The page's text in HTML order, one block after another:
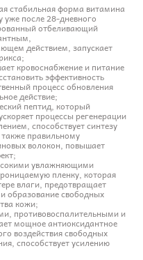
стабильная форма витамина
уже после 28-дневного
отбеливающий
действием, запускает
кровоснабжение и питание
эффективность
процесс обновления
действие;
пептид, который
процессы регенерации
способствует синтезу
правильному
волокон, повышает
увлажняющими
пленку, которая
влаги, предотвращает
образование свободных
кожи;
противовоспалительными и
мощное антиоксидантное
воздействия свободных
способствует усилению